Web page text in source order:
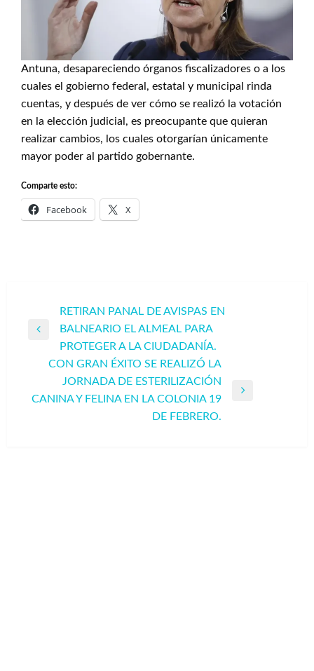
Antuna, desapareciendo órganos fiscalizadores o a los
cuales el gobierno federal, estatal y municipal rinda
cuentas, y después de ver cómo se realizó la votación
en la elección judicial, es preocupante que quieran
realizar cambios, los cuales otorgarían únicamente
mayor poder al partido gobernante.
Comparte esto:
Facebook X
Navegación
de
entradas
RETIRAN PANAL DE AVISPAS EN
BALNEARIO EL ALMEAL PARA
PROTEGER A LA CIUDADANÍA.
Entrada
CON GRAN ÉXITO SE REALIZÓ LA
JORNADA DE ESTERILIZACIÓN
CANINA Y FELINA EN LA COLONIA 19
DE FEBRERO.